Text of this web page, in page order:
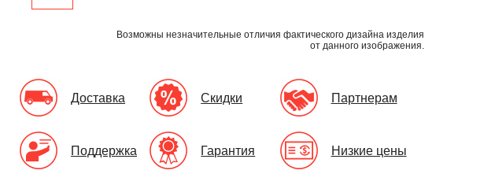
Возможны незначительные отличия фактического дизайна изделия
от данного изображения.
Доставка Скидки Партнерам
Поддержка Гарантия Низкие цены